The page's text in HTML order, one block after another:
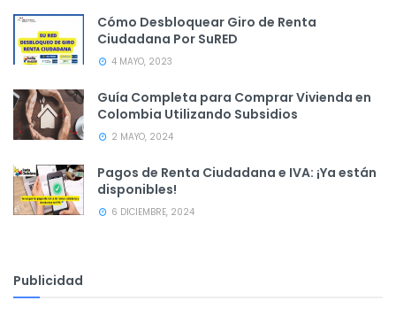
Cómo Desbloquear Giro de Renta
Ciudadana Por SuRED
4 MAYO, 2023
Guía Completa para Comprar Vivienda en
Colombia Utilizando Subsidios
2 MAYO, 2024
Pagos de Renta Ciudadana e IVA: ¡Ya están
disponibles!
6 DICIEMBRE, 2024
Publicidad